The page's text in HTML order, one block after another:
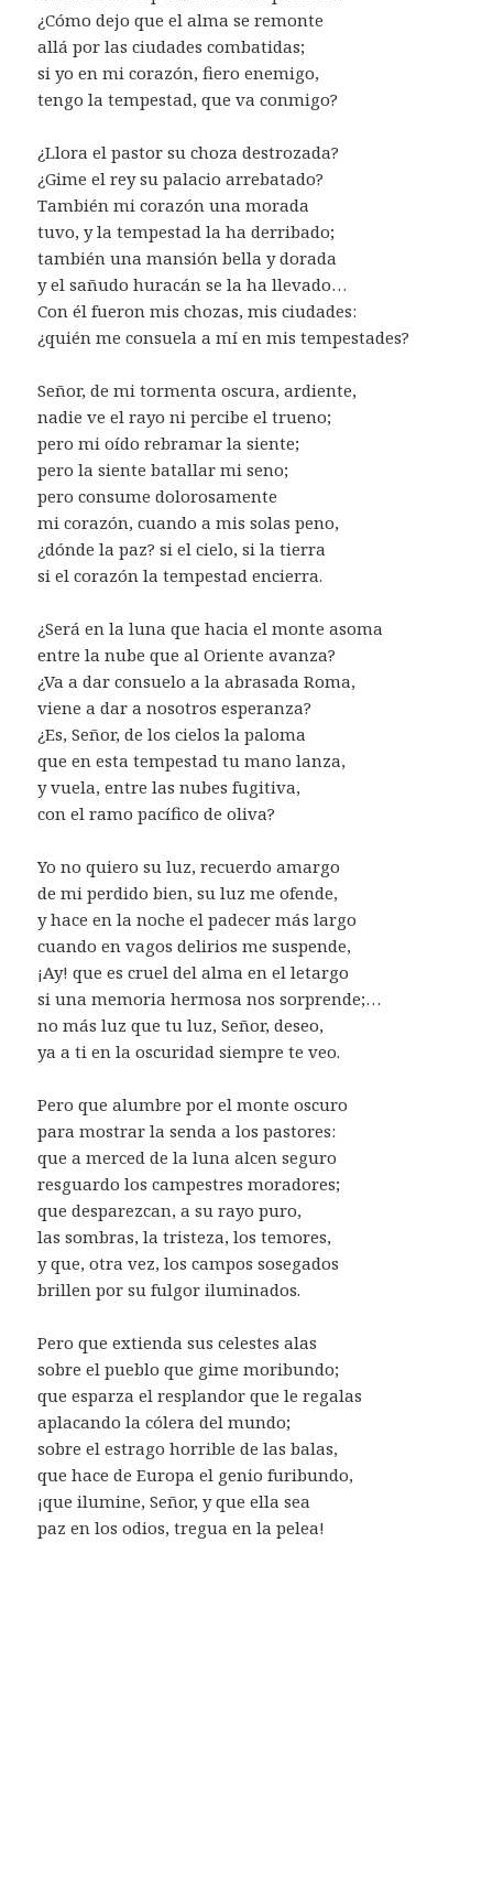
¿Cómo dejo que el alma se remonte
allá por las ciudades combatidas;
si yo en mi corazón, fiero enemigo,
tengo la tempestad, que va conmigo?
¿Llora el pastor su choza destrozada?
¿Gime el rey su palacio arrebatado?
También mi corazón una morada
tuvo, y la tempestad la ha derribado;
también una mansión bella y dorada
y el sañudo huracán se la ha llevado…
Con él fueron mis chozas, mis ciudades:
¿quién me consuela a mí en mis tempestades?
Señor, de mi tormenta oscura, ardiente,
nadie ve el rayo ni percibe el trueno;
pero mi oído rebramar la siente;
pero la siente batallar mi seno;
pero consume dolorosamente
mi corazón, cuando a mis solas peno,
¿dónde la paz? si el cielo, si la tierra
si el corazón la tempestad encierra.
¿Será en la luna que hacia el monte asoma
entre la nube que al Oriente avanza?
¿Va a dar consuelo a la abrasada Roma,
viene a dar a nosotros esperanza?
¿Es, Señor, de los cielos la paloma
que en esta tempestad tu mano lanza,
y vuela, entre las nubes fugitiva,
con el ramo pacífico de oliva?
Yo no quiero su luz, recuerdo amargo
de mi perdido bien, su luz me ofende,
y hace en la noche el padecer más largo
cuando en vagos delirios me suspende,
¡Ay! que es cruel del alma en el letargo
si una memoria hermosa nos sorprende;…
no más luz que tu luz, Señor, deseo,
ya a ti en la oscuridad siempre te veo.
Pero que alumbre por el monte oscuro
para mostrar la senda a los pastores:
que a merced de la luna alcen seguro
resguardo los campestres moradores;
que desparezcan, a su rayo puro,
las sombras, la tristeza, los temores,
y que, otra vez, los campos sosegados
brillen por su fulgor iluminados.
Pero que extienda sus celestes alas
sobre el pueblo que gime moribundo;
que esparza el resplandor que le regalas
aplacando la cólera del mundo;
sobre el estrago horrible de las balas,
que hace de Europa el genio furibundo,
¡que ilumine, Señor, y que ella sea
paz en los odios, tregua en la pelea!